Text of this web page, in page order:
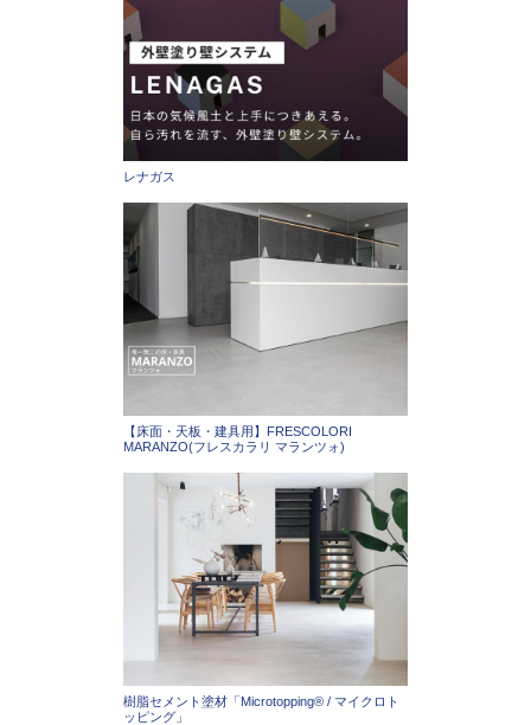
レナガス
【床面・天板・建具用】FRESCOLORI
MARANZO(フレスカラリ マランツォ)
樹脂セメント塗材「Microtopping®︎ / マイクロト
ッピング」